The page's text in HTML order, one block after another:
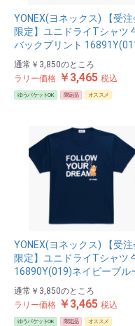
YONEX(ヨネックス) 【受注
限定】ユニドライTシャツ
バックプリント
通常 ￥3,850のところ
ラリー価格 ￥3,465 税込
ゆうパケットOK 限定品 オススメ
YONEX(ヨネックス) 【受注
限定】ユニドライTシャツ
16890Y(019)ネイビーブル
通常 ￥3,850のところ
ラリー価格 ￥3,465 税込
ゆうパケットOK 限定品 オススメ